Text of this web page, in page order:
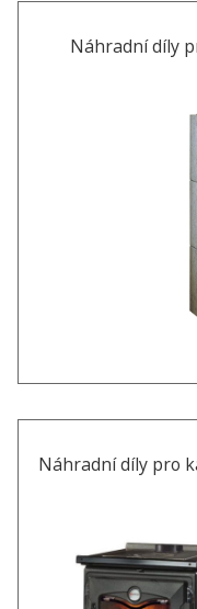
Náhradní díly
Náhradní díly pro